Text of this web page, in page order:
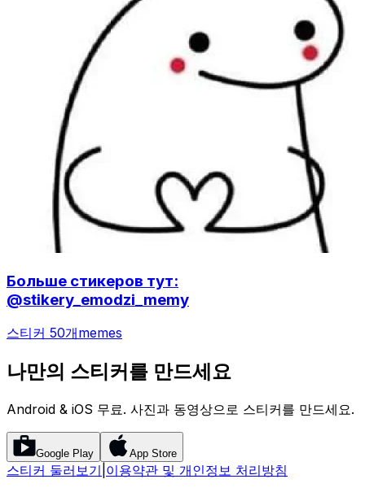
Больше стикеров тут:
@stikery_emodzi_memy
스티커 50개memes
나만의 스티커를 만드세요
Android & iOS 무료. 사진과 동영상으로 스티커를 만드세요.
Google Play App Store
스티커 둘러보기 이용약관 및 개인정보 처리방침